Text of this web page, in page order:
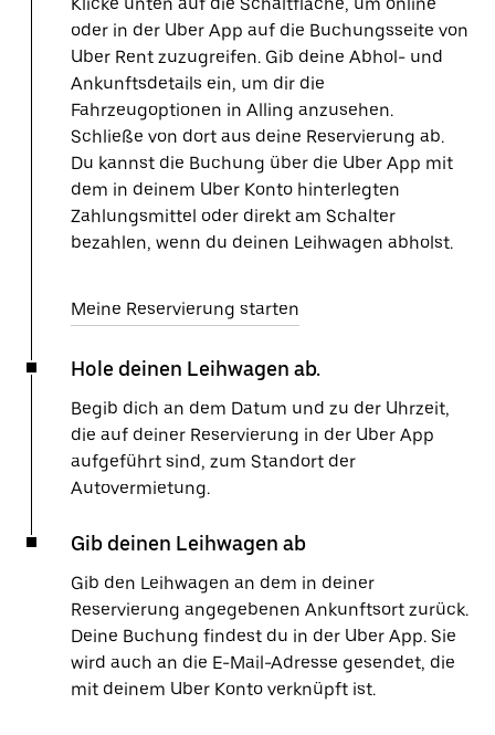
oder in der Uber App auf die Buchungsseite von
Uber Rent zuzugreifen. Gib deine Abhol- und
Ankunftsdetails ein, um dir die
Fahrzeugoptionen in Alling anzusehen.
Schließe von dort aus deine Reservierung ab.
Du kannst die Buchung über die Uber App mit
dem in deinem Uber Konto hinterlegten
Zahlungsmittel oder direkt am Schalter
bezahlen, wenn du deinen Leihwagen abholst.
Meine Reservierung starten
Hole deinen Leihwagen ab.
Begib dich an dem Datum und zu der Uhrzeit,
die auf deiner Reservierung in der Uber App
aufgeführt sind, zum Standort der
Autovermietung.
Gib deinen Leihwagen ab
Gib den Leihwagen an dem in deiner
Reservierung angegebenen Ankunftsort zurück.
Deine Buchung findest du in der Uber App. Sie
wird auch an die E-Mail-Adresse gesendet, die
mit deinem Uber Konto verknüpft ist.